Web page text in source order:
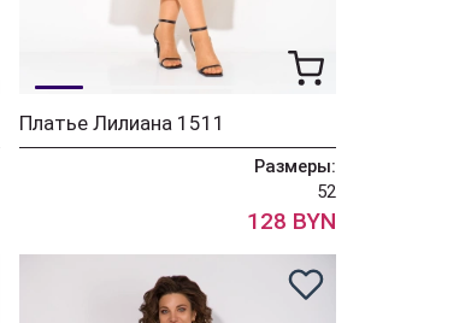
Платье Лилиана 1511
Размеры:
52
128 BYN